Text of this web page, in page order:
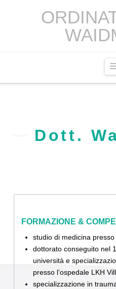
Dott.
FORMAZIONE &
studio di medicina
dottorato conseguito nel
università e
presso l’ospedale LKH
specializzazione in